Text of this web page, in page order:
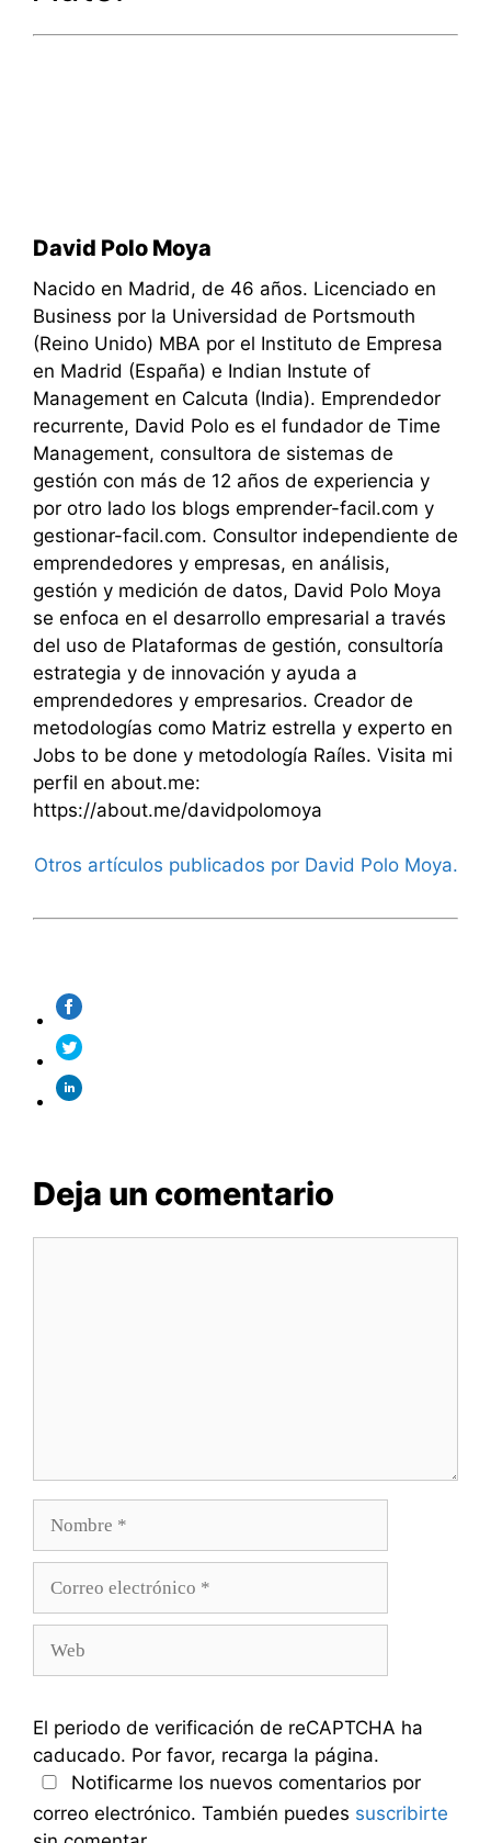
David Polo Moya
Nacido en Madrid, de 46 años. Licenciado en
Business por la Universidad de Portsmouth
(Reino Unido) MBA por el Instituto de Empresa
en Madrid (España) e Indian Instute of
Management en Calcuta (India). Emprendedor
recurrente, David Polo es el fundador de Time
Management, consultora de sistemas de
gestión con más de 12 años de experiencia y
por otro lado los blogs emprender-facil.com y
gestionar-facil.com. Consultor independiente de
emprendedores y empresas, en análisis,
gestión y medición de datos, David Polo Moya
se enfoca en el desarrollo empresarial a través
del uso de Plataformas de gestión, consultoría
estrategia y de innovación y ayuda a
emprendedores y empresarios. Creador de
metodologías como Matriz estrella y experto en
Jobs to be done y metodología Raíles. Visita mi
perfil en about.me:
https://about.me/davidpolomoya
Otros artículos publicados por David Polo Moya.
Deja un comentario
El periodo de verificación de reCAPTCHA ha
caducado. Por favor, recarga la página.
Notificarme los nuevos comentarios por
correo electrónico. También puedes suscribirte